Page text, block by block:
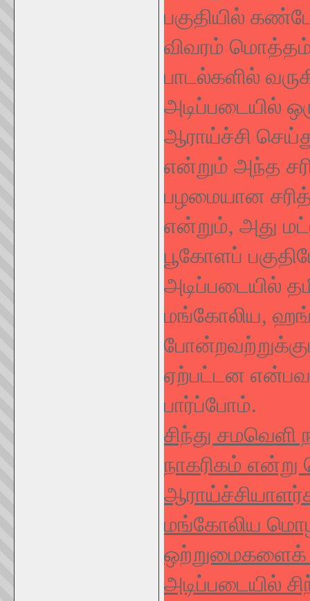
பகுதியில்
விவரம்
பாடல்களில்
அடிப்படையில்
ஆராய்ச்சி
என்றும் அந்த
பழமையான
என்றும், அது
பூகோளப்
அடிப்படையில்
மங்கோலிய,
ஏற்பட்டன
பார்ப்போம்.
சிந்து சமவெளி
நாகரிகம்
மங்கோலிய
ஒற்றுமைகளைக்
அடிப்படையில்